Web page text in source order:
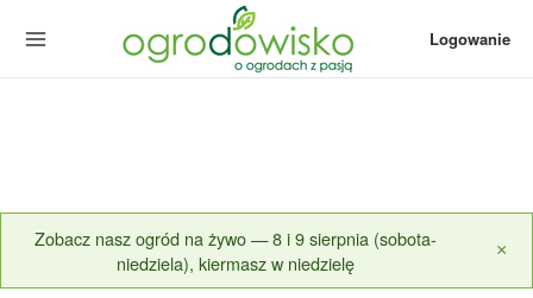
Logowanie
Zobacz nasz ogród na żywo — 8 i 9 sierpnia (sobota-
niedziela), kiermasz w niedzielę
×